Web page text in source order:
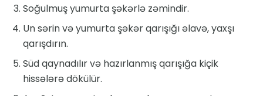
Soğulmuş yumurta şəkərlə zəmindir.
Un sərin və yumurta şəkər qarışığı əlavə, yaxşı
qarışdırın.
Süd qaynadılır və hazırlanmış qarışığa kiçik
hissələrə dökülür.